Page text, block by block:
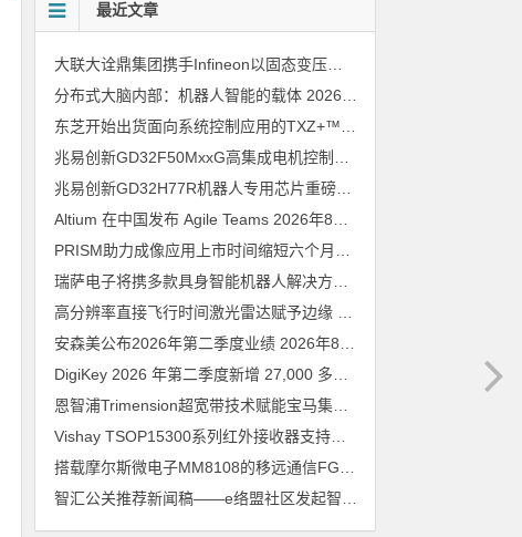
最近文章
大联大诠鼎集团携手Infineon以固态变压器重构配电效率新标杆
分布式大脑内部：机器人智能的载体 2026年8月6日
兆易创新GD32H77R机器人专用芯片重磅亮相，精准赋能伺服驱动与关节控制
Altium 在中国发布 Agile Teams 2026年8月6日
安森美公布2026年第二季度业绩 2026年8月6日
恩智浦Trimension超宽带技术赋能宝马集团Digital Key Plus及生命体存在检测功能
Vishay TSOP15300系列红外接收器支持所有主流遥控代码